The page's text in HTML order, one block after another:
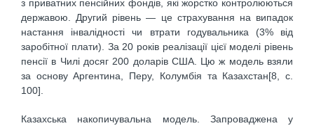
з приватних пенсійних фондів, які жорстко контролюються
державою. Другий рівень — це страхування на випадок
настання інвалідності чи втрати годувальника (3% від
заробітної плати). За 20 років реалізації цієї моделі рівень
пенсії в Чилі досяг 200 доларів США. Цю ж модель взяли
за основу Аргентина, Перу, Колумбія та Казахстан[8, с.
100].
Казахська накопичувальна модель. Запроваджена у